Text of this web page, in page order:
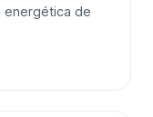
energética de